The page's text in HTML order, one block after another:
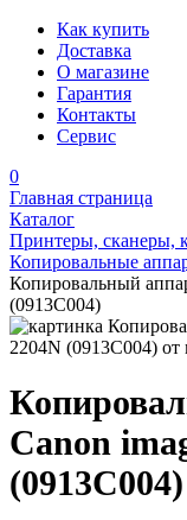
Как купить
Доставка
О магазине
Гарантия
Контакты
Сервис
0
Главная страница
Каталог
Принтеры, сканеры,
Копировальные
Копировальный
(0913C004)
Canon
(0913C004)